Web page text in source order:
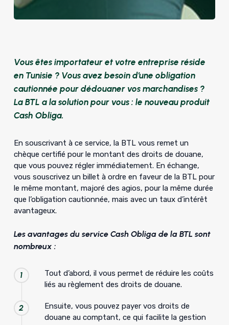
Vous êtes importateur et votre entreprise réside
en Tunisie ? Vous avez besoin d’une obligation
cautionnée pour dédouaner vos marchandises ?
La BTL a la solution pour vous : le nouveau produit
Cash Obliga.
En souscrivant à ce service, la BTL vous remet un
chèque certifié pour le montant des droits de douane,
que vous pouvez régler immédiatement. En échange,
vous souscrivez un billet à ordre en faveur de la BTL pour
le même montant, majoré des agios, pour la même durée
que l’obligation cautionnée, mais avec un taux d’intérêt
avantageux.
Les avantages du service Cash Obliga de la BTL sont
nombreux :
1
Tout d’abord, il vous permet de réduire les coûts
liés au règlement des droits de douane.
2
Ensuite, vous pouvez payer vos droits de
douane au comptant, ce qui facilite la gestion